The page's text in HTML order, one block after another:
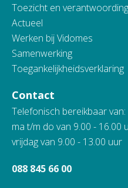
Toezicht en verantwoording
Actueel
Werken bij Vidomes
Samenwerking
Toegankelijkheidsverklaring
Contact
Telefonisch bereikbaar van:
ma t/m do van 9.00 - 16.00
vrijdag van 9.00 - 13.00 uur
088 845 66 00